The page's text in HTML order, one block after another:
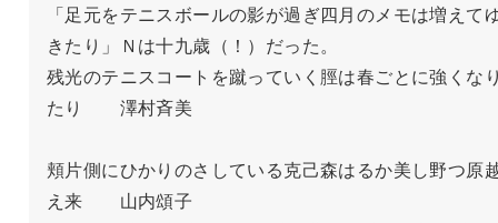
「足元をテニスボールの影が過ぎ四月のメモは増えて
きたり」Ｎは十九歳（！）だった。
残光のテニスコートを蹴っていく脛は春ごとに強くな
たり　　澤村斉美
頬片側にひかりのさしている克己森はるか美し野つ原
え来　　山内頌子